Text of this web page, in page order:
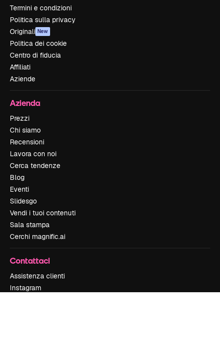
Termini e condizioni
Politica sulla privacy
Originali New
Politica dei cookie
Centro di fiducia
Affiliati
Aziende
Azienda
Prezzi
Chi siamo
Recensioni
Lavora con noi
Cerca tendenze
Blog
Eventi
Slidesgo
Vendi i tuoi contenuti
Sala stampa
Cerchi magnific.ai
Contattaci
Assistenza clienti
Instagram